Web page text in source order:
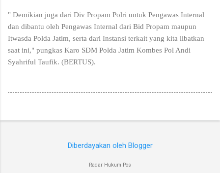
" Demikian juga dari Div Propam Polri untuk Pengawas Internal
dan dibantu oleh Pengawas Internal dari Bid Propam maupun
Itwasda Polda Jatim, serta dari Instansi terkait yang kita libatkan
saat ini," pungkas Karo SDM Polda Jatim Kombes Pol Andi
Syahriful Taufik. (BERTUS).
Diberdayakan oleh Blogger
Radar Hukum Pos